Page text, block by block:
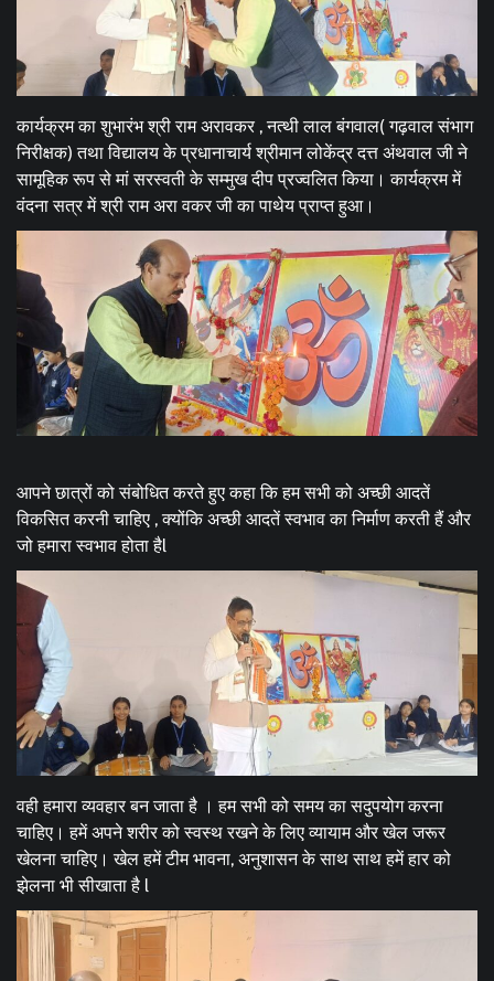
कार्यक्रम का शुभारंभ श्री राम अरावकर , नत्थी लाल बंगवाल( गढ़वाल संभाग
निरीक्षक) तथा विद्यालय के प्रधानाचार्य श्रीमान लोकेंद्र दत्त अंथवाल जी ने
सामूहिक रूप से मां सरस्वती के सम्मुख दीप प्रज्वलित किया। कार्यक्रम में
वंदना सत्र में श्री राम अरा वकर जी का पाथेय प्राप्त हुआ।
आपने छात्रों को संबोधित करते हुए कहा कि हम सभी को अच्छी आदतें
विकसित करनी चाहिए , क्योंकि अच्छी आदतें स्वभाव का निर्माण करती हैं और
जो हमारा स्वभाव होता हैl
वही हमारा व्यवहार बन जाता है । हम सभी को समय का सदुपयोग करना
चाहिए। हमें अपने शरीर को स्वस्थ रखने के लिए व्यायाम और खेल जरूर
खेलना चाहिए। खेल हमें टीम भावना, अनुशासन के साथ साथ हमें हार को
झेलना भी सीखाता है l